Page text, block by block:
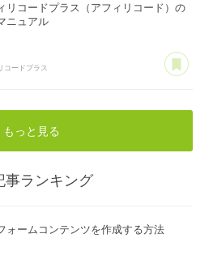
リコードプラス（アフィリコード）の
ニュアル
コードプラス
もっと見る
事ランキング
ォームコンテンツを作成する方法